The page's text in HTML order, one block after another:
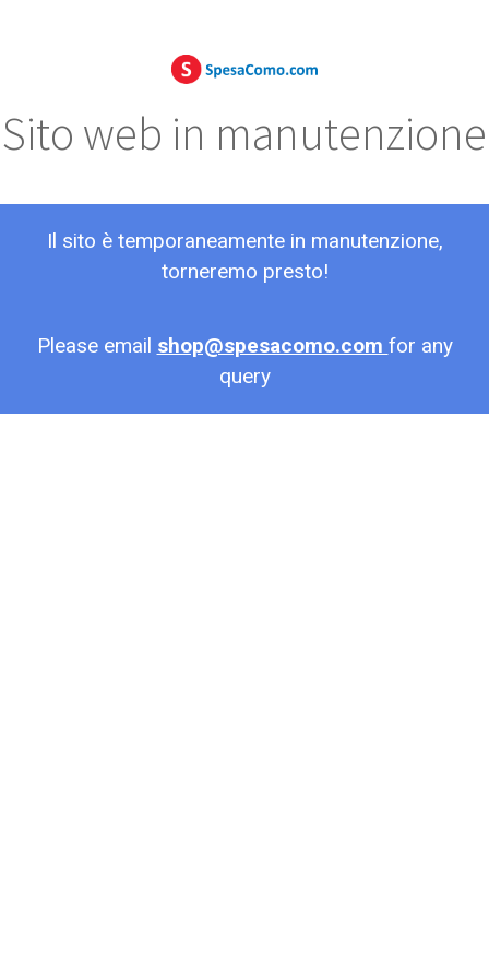
Sito web in manutenzione
Il sito è temporaneamente in manutenzione,
torneremo presto!
Please email shop@spesacomo.com for any
query